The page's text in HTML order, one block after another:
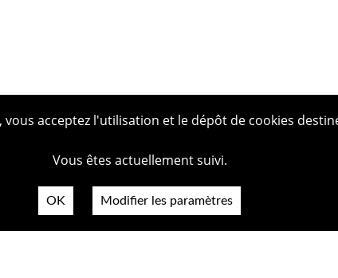
acceptez l'utilisation et le dépôt de cookies
Vous êtes actuellement suivi.
OK Modifier les paramètres